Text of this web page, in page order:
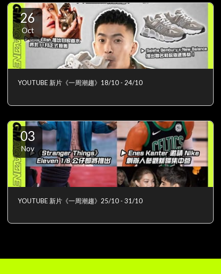
26
Oct
YOUTUBE 新片《一周潮趨》18/10 - 24/10
03
Nov
YOUTUBE 新片《一周潮趨》25/10 - 31/10